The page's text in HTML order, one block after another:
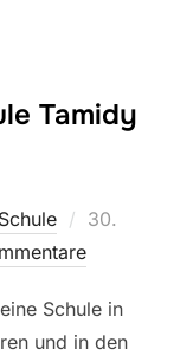
Tamidy
30.
Schule in
und in den